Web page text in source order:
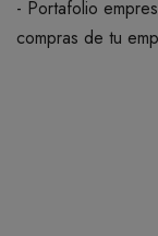
- Portafolio
compras de tu